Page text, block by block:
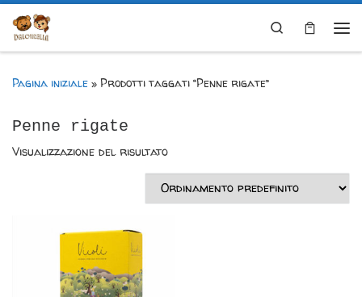
Skip to content
Search
Pagina iniziale » Prodotti taggati “Penne rigate”
Penne rigate
Visualizzazione del risultato